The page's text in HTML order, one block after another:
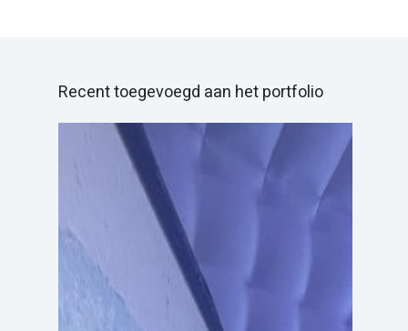
Recent toegevoegd aan het portfolio